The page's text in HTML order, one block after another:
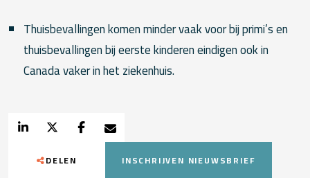
Thuisbevallingen komen minder vaak voor bij primi’s en
thuis­bevallingen bij eerste kinderen eindigen ook in
Canada vaker in het ziekenhuis.
DELEN INSCHRIJVEN NIEUWSBRIEF